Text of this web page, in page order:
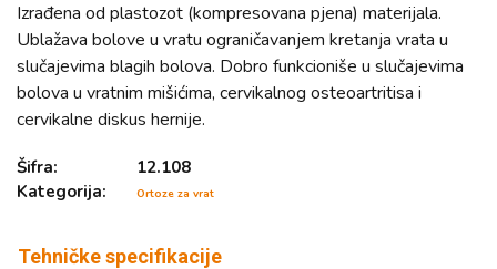
Izrađena od plastozot (kompresovana pjena) materijala.
Ublažava bolove u vratu ograničavanjem kretanja vrata u
slučajevima blagih bolova. Dobro funkcioniše u slučajevima
bolova u vratnim mišićima, cervikalnog osteoartritisa i
cervikalne diskus hernije.
Šifra:
12.108
Kategorija:
Ortoze za vrat
Tehničke specifikacije